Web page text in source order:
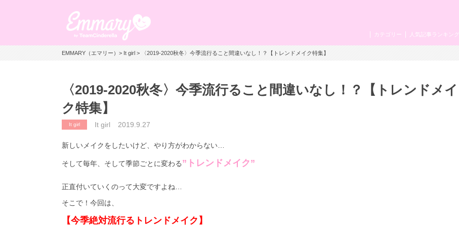
人気記事ランキング
カテゴリー
EMMARY（エマリー）>It girl> 〈2019-2020秋冬〉今季流行ること間違いなし！？【トレンドメイク特集】
〈2019-2020秋冬〉今季流行ること間違いなし！？【トレンドメイ
ク特集】
It girl It girl 2019.9.27
新しいメイクをしたいけど、やり方がわからない…
そして毎年、そして季節ごとに変わる”トレンドメイク”
正直付いていくのって大変ですよね…
そこで！今回は、
【今季絶対流行るトレンドメイク】